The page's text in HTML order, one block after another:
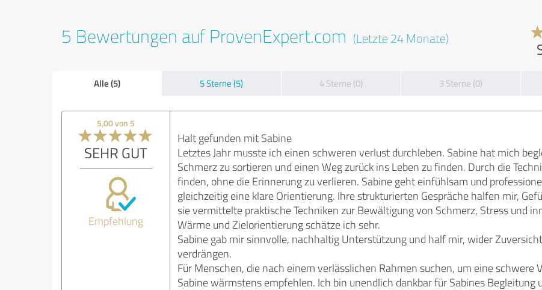
5 Bewertungen auf ProvenExpert.com (Letzte 24 Monate)
Alle (5) 5 Sterne (5) 4 Sterne (0) 3 Sterne (0)
5,00 von 5
SEHR GUT
Empfehlung
Halt gefunden mit Sabine
Letztes Jahr musste ich einen schweren verlust durchleben. Sabine hat mich
Schmerz zu sortieren und einen Weg zurück ins Leben zu finden. Durch die
finden, ohne die Erinnerung zu verlieren. Sabine geht einfühlsam und
gleichzeitig eine klare Orientierung. Ihre strukturierten Gespräche halfen mir,
sie vermittelte praktische Techniken zur Bewältigung von Schmerz, Stress und
Wärme und Zielorientierung schätze ich sehr.
Sabine gab mir sinnvolle, nachhaltig Unterstützung und half mir, wider
verdrängen.
Für Menschen, die nach einem verlässlichen Rahmen suchen, um eine schwere
Sabine wärmstens empfehlen. Ich bin unendlich dankbar für Sabines Begleitung